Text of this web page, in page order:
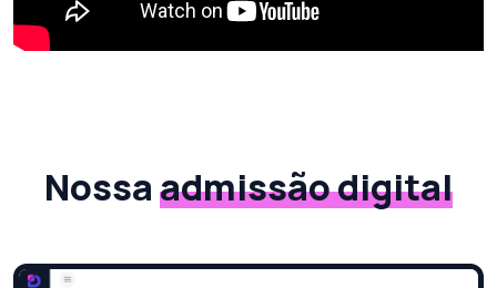
Nossaadmissão digital